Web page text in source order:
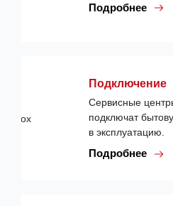
Подробнее
Подключение
Сервисные
подключат
в эксплуатацию.
Подробнее